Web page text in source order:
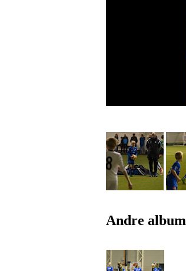
Andre album